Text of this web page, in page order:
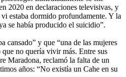
2020 en declaraciones televisivas, y
estaba dormido profundamente. Y la
se había producido el suicidio”.
cansado” y que “una de las mujeres
no quería vivir más. Entre sus
Maradona, reclamó la falta de un
años: “No existía un Cahe en su